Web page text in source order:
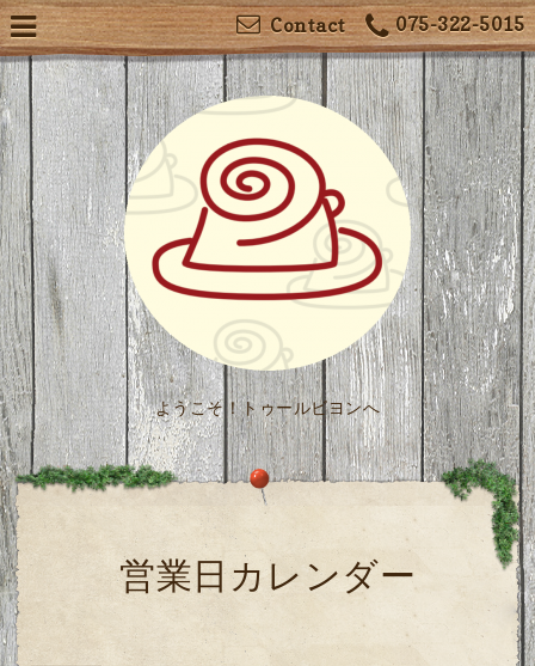
075-322-5015
Contact
ようこそ！トゥールビヨンへ
営業日カレンダー